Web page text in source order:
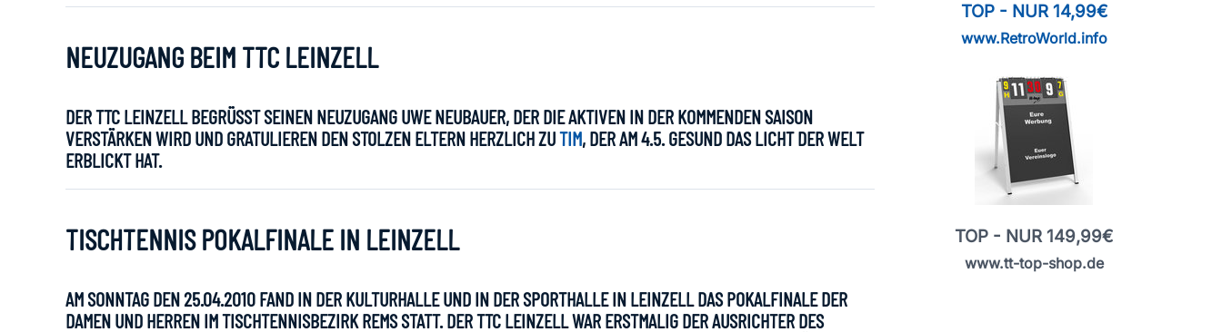
NEUZUGANG BEIM TTC LEINZELL
DER TTC LEINZELL BEGRÜSST SEINEN NEUZUGANG UWE NEUBAUER, DER DIE AKTIVEN IN DER KOMMENDEN SAISON V
ERSTÄRKEN WIRD UND GRATULIEREN DEN STOLZEN ELTERN HERZLICH ZUTIM, DER AM 4.5. GESUND DAS LICHT DER WELT
ERBLICKT HAT.
TISCHTENNIS POKALFINALE IN LEINZELL
AM SONNTAG DEN 25.04.2010 FAND IN DER KULTURHALLE UND IN DER SPORTHALLE IN LEINZELL DAS POKALFINALE DER
DAMEN UND HERREN IM TISCHTENNISBEZIRK REMS STATT. DER TTC LEINZELL WAR ERSTMALIG DER AUSRICHTER DES
TOP - NUR 14,99€
www.RetroWorld.info
TOP - NUR 149,99€
www.tt-top-shop.de